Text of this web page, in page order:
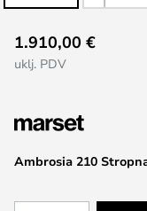
to
the
of
the
images
Ambrosia 210
1.910,00 €
uklj. PDV